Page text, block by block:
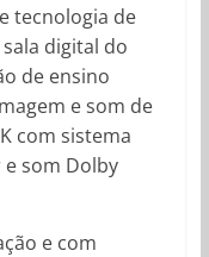
tecnologia de
sala digital do
de ensino
e som de
com sistema
som Dolby
e com